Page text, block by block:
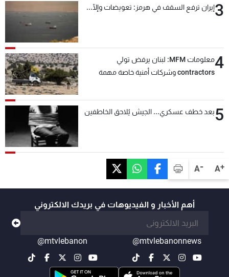
A+
A-
3إيران ترفع السقف في هرمز: تعويضات وإلّا...
4
معلومات MFM: لبنان يرفض تولي
contractors وشركات أمنية خاصة مهمة
5بعد خطف عسكري... الجيش يُلاحق الخاطفين
أهم الأخبار و الفيديوهات في بريدك الالكتروني
@mtvlebanonnews
@mtvlebanon